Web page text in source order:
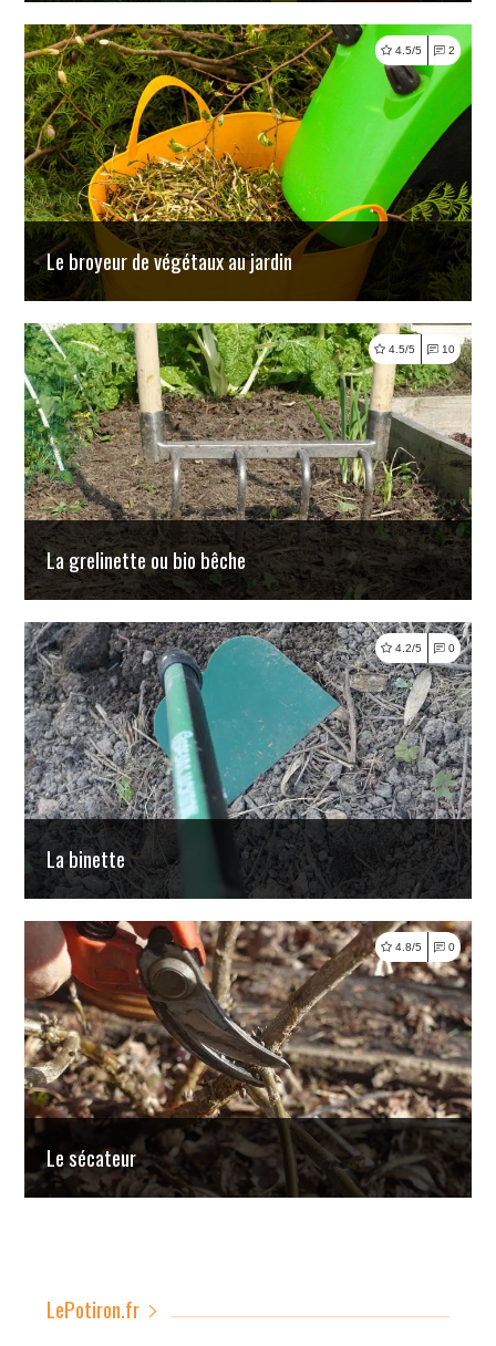
4.5/5 2
Le broyeur de végétaux au jardin
Lire
4.5/5 10
La grelinette ou bio bêche
Lire
4.2/5 0
La binette
Lire
4.8/5 0
Le sécateur
Lire
LePotiron.fr